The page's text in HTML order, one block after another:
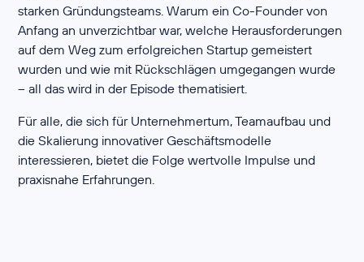
starken Gründungsteams. Warum ein Co-Founder von
Anfang an unverzichtbar war, welche Herausforderungen
auf dem Weg zum erfolgreichen Startup gemeistert
wurden und wie mit Rückschlägen umgegangen wurde
– all das wird in der Episode thematisiert.
Für alle, die sich für Unternehmertum, Teamaufbau und
die Skalierung innovativer Geschäftsmodelle
interessieren, bietet die Folge wertvolle Impulse und
praxisnahe Erfahrungen.